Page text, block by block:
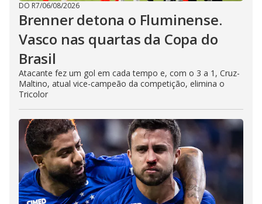
DO R7/06/08/2026
Brenner detona o Fluminense.
Vasco nas quartas da Copa do
Brasil
Atacante fez um gol em cada tempo e, com o 3 a 1, Cruz-
Maltino, atual vice-campeão da competição, elimina o
Tricolor